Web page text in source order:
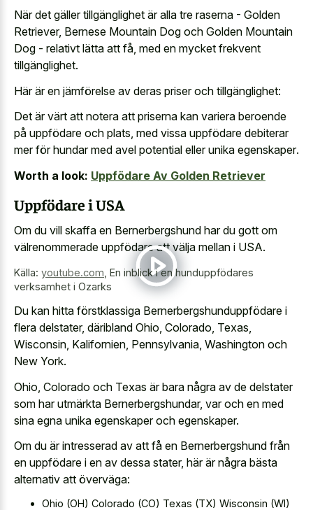
När det gäller tillgänglighet är alla tre raserna - Golden
Retriever, Bernese Mountain Dog och Golden Mountain
Dog - relativt lätta att få, med en mycket frekvent
tillgänglighet.
Här är en jämförelse av deras priser och tillgänglighet:
Det är värt att notera att priserna kan variera beroende
på uppfödare och plats, med vissa uppfödare debiterar
mer för hundar med avel potential eller unika egenskaper.
Worth a look: Uppfödare Av Golden Retriever
Uppfödare i USA
Om du vill skaffa en Bernerbergshund har du gott om
välrenommerade uppfödare att välja mellan i USA.
Källa: youtube.com En inblick i en hunduppfödares
verksamhet i Ozarks
Du kan hitta förstklassiga Bernerbergshunduppfödare i
flera delstater, däribland Ohio, Colorado, Texas,
Wisconsin, Kalifornien, Pennsylvania, Washington och
New York.
Ohio, Colorado och Texas är bara några av de delstater
som har utmärkta Bernerbergshundar, var och en med
sina egna unika egenskaper och egenskaper.
Om du är intresserad av att få en Bernerbergshund från
en uppfödare i en av dessa stater, här är några bästa
alternativ att överväga:
Ohio (OH) Colorado (CO) Texas (TX) Wisconsin (WI)